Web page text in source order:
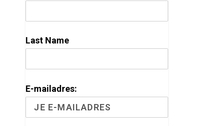
Last Name
E-mailadres: